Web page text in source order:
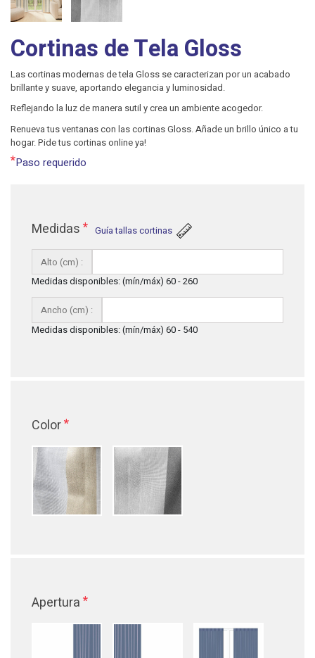
Cortinas de Tela Gloss
Las cortinas modernas de tela Gloss se caracterizan por un acabado
brillante y suave, aportando elegancia y luminosidad.
Reflejando la luz de manera sutil y crea un ambiente acogedor.
Renueva tus ventanas con las cortinas Gloss. Añade un brillo único a tu
hogar. Pide tus cortinas online ya!
*Paso requerido
Medidas * Guía tallas cortinas
Alto (cm) :
Medidas disponibles: (mín/máx) 60 - 260
Ancho (cm) :
Medidas disponibles: (mín/máx) 60 - 540
Color*
Apertura *